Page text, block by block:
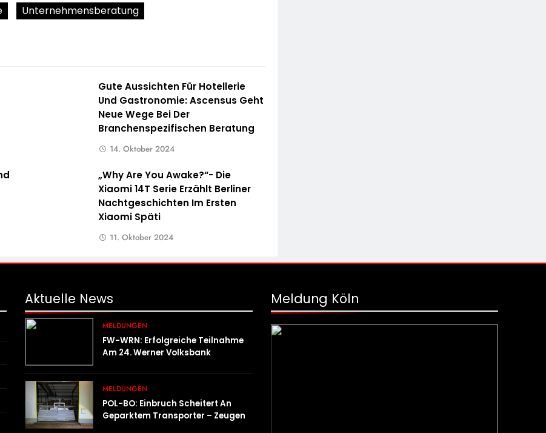
Unternehmensberatung
Gute Aussichten Für Hotellerie
Und Gastronomie: Ascensus Geht
Neue Wege Bei Der
Branchenspezifischen Beratung
14. Oktober 2024
„Why Are You Awake?“- Die
Xiaomi 14T Serie Erzählt Berliner
Nachtgeschichten Im Ersten
Xiaomi Späti
11. Oktober 2024
Aktuelle News
MELDUNGEN
FW-WRN: Erfolgreiche Teilnahme
Am 24. Werner Volksbank
MELDUNGEN
POL-BO: Einbruch Scheitert An
Geparktem Transporter – Zeugen
Meldung Köln